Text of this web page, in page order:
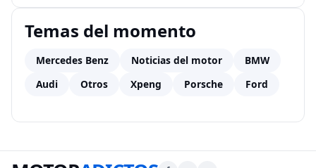
Temas del momento
Mercedes Benz Noticias del motor
BMW
Audi
Otros Xpeng Porsche Ford